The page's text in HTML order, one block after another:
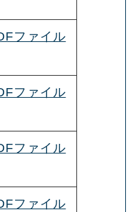
ファイル
ファイル
ファイル
ファイル